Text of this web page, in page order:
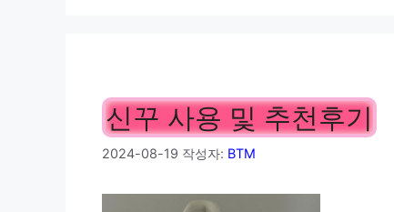
신꾸 사용 및 추천후기
2024-08-19 작성자: BTM